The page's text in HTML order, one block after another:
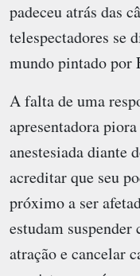
padeceu atrás das
telespectadores se
mundo pintado por
A falta de uma
apresentadora
anestesiada diante
acreditar que seu
próximo a ser
estudam
atração e cancelar